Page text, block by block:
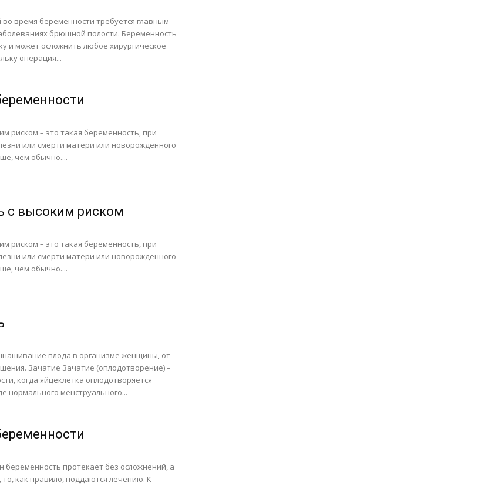
время беременности требуется главным
брюшной полости. Беременность
и может осложнить любое хирургическое
операция...
риском – это такая беременность, при
или смерти матери или новорожденного
чем обычно....
с высоким риском
риском – это такая беременность, при
или смерти матери или новорожденного
чем обычно....
плода в организме женщины, от
Зачатие Зачатие (оплодотворение) –
когда яйцеклетка оплодотворяется
нормального менструального...
протекает без осложнений, а
то, как правило, поддаются лечению. К